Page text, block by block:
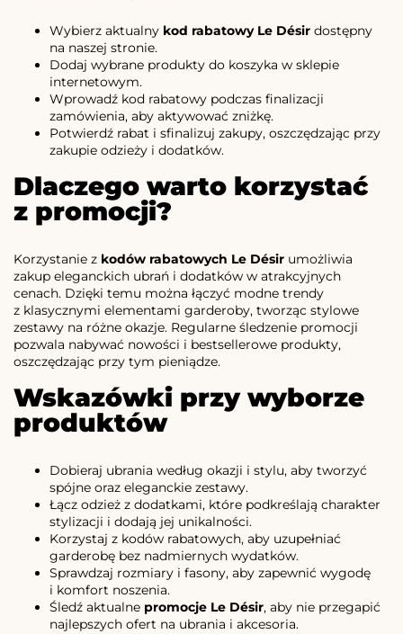
Wybierz aktualny kod rabatowy Le Désir dostępny
na naszej stronie.
Dodaj wybrane produkty do koszyka w sklepie
internetowym.
Wprowadź kod rabatowy podczas finalizacji
zamówienia, aby aktywować zniżkę.
Potwierdź rabat i sfinalizuj zakupy, oszczędzając przy
zakupie odzieży i dodatków.
Dlaczego warto korzystać
z promocji?
Korzystanie z kodów rabatowych Le Désir umożliwia
zakup eleganckich ubrań i dodatków w atrakcyjnych
cenach. Dzięki temu można łączyć modne trendy
z klasycznymi elementami garderoby, tworząc stylowe
zestawy na różne okazje. Regularne śledzenie promocji
pozwala nabywać nowości i bestsellerowe produkty,
oszczędzając przy tym pieniądze.
Wskazówki przy wyborze
produktów
Dobieraj ubrania według okazji i stylu, aby tworzyć
spójne oraz eleganckie zestawy.
Łącz odzież z dodatkami, które podkreślają charakter
stylizacji i dodają jej unikalności.
Korzystaj z kodów rabatowych, aby uzupełniać
garderobę bez nadmiernych wydatków.
Sprawdzaj rozmiary i fasony, aby zapewnić wygodę
i komfort noszenia.
Śledź aktualne promocje Le Désir, aby nie przegapić
najlepszych ofert na ubrania i akcesoria.